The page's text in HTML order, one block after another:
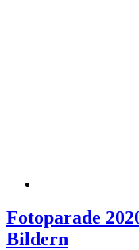
Fotoparade
Bildern